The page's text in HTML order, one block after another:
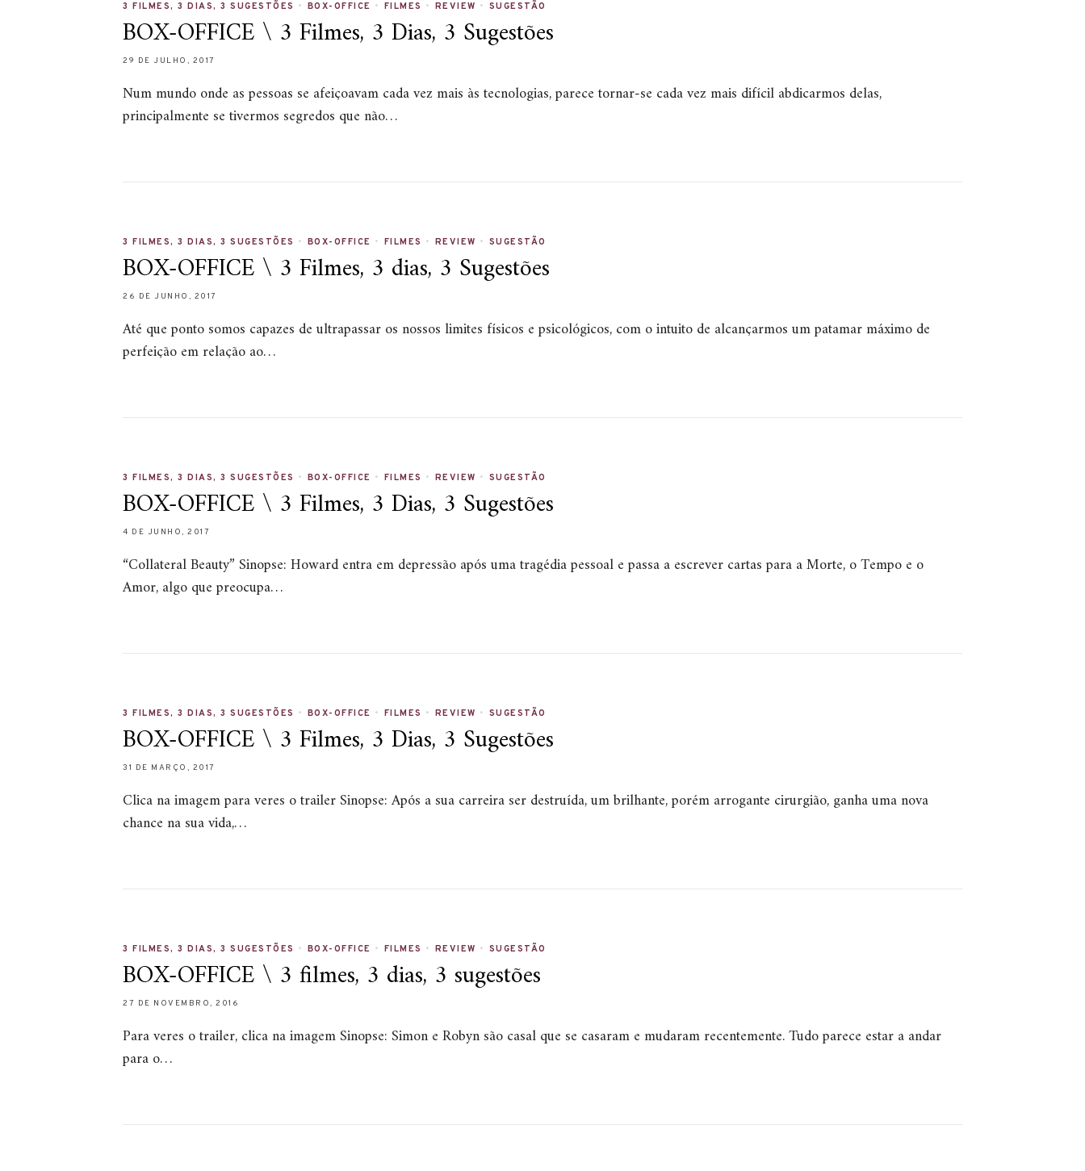
3 FILMES, 3 DIAS, 3 SUGESTÕES • BOX-OFFICE • FILMES • REVIEW • SUGESTÃO
BOX-OFFICE \ 3 Filmes, 3 Dias, 3 Sugestões
29 DE JULHO, 2017
Num mundo onde as pessoas se afeiçoavam cada vez mais às tecnologias, parece tornar-se cada vez mais difícil abdicarmos delas,
principalmente se tivermos segredos que não…
3 FILMES, 3 DIAS, 3 SUGESTÕES • BOX-OFFICE • FILMES • REVIEW • SUGESTÃO
BOX-OFFICE \ 3 Filmes, 3 dias, 3 Sugestões
26 DE JUNHO, 2017
Até que ponto somos capazes de ultrapassar os nossos limites físicos e psicológicos, com o intuito de alcançarmos um patamar máximo de
perfeição em relação ao…
3 FILMES, 3 DIAS, 3 SUGESTÕES • BOX-OFFICE • FILMES • REVIEW • SUGESTÃO
BOX-OFFICE \ 3 Filmes, 3 Dias, 3 Sugestões
4 DE JUNHO, 2017
“Collateral Beauty” Sinopse: Howard entra em depressão após uma tragédia pessoal e passa a escrever cartas para a Morte, o Tempo e o
Amor, algo que preocupa…
3 FILMES, 3 DIAS, 3 SUGESTÕES • BOX-OFFICE • FILMES • REVIEW • SUGESTÃO
BOX-OFFICE \ 3 Filmes, 3 Dias, 3 Sugestões
31 DE MARÇO, 2017
Clica na imagem para veres o trailer Sinopse: Após a sua carreira ser destruída, um brilhante, porém arrogante cirurgião, ganha uma nova
chance na sua vida,…
3 FILMES, 3 DIAS, 3 SUGESTÕES • BOX-OFFICE • FILMES • REVIEW • SUGESTÃO
BOX-OFFICE \ 3 filmes, 3 dias, 3 sugestões
27 DE NOVEMBRO, 2016
Para veres o trailer, clica na imagem Sinopse: Simon e Robyn são casal que se casaram e mudaram recentemente. Tudo parece estar a andar
para o…